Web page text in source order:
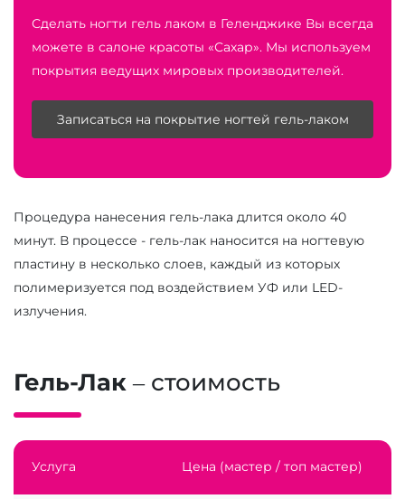
Сделать ногти гель лаком в Геленджике Вы всегда
можете в салоне красоты «Сахар». Мы используем
покрытия ведущих мировых производителей.
Записаться на покрытие ногтей гель-лаком
Процедура нанесения гель-лака длится около 40
минут. В процессе - гель-лак наносится на ногтевую
пластину в несколько слоев, каждый из которых
полимеризуется под воздействием УФ или LED-
излучения.
Гель-Лак– стоимость
Услуга Цена (мастер / топ мастер)